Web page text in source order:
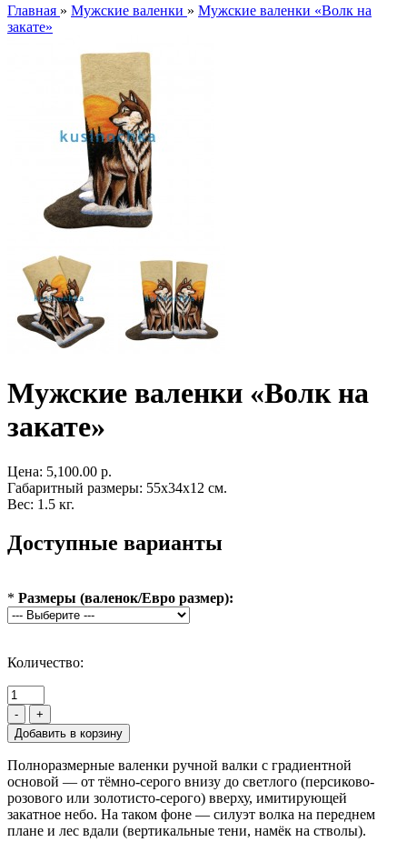
Главная » Мужские валенки » Мужские валенки «Волк на
закате»
Мужские валенки «Волк на
закате»
Цена: 5,100.00 р.
Габаритный размеры: 55x34x12 см.
Вес: 1.5 кг.
Доступные варианты
* Размеры (валенок/Евро размер):
Количество:
- +
Полноразмерные валенки ручной валки с градиентной
основой — от тёмно-серого внизу до светлого (персиково-
розового или золотисто-серого) вверху, имитирующей
закатное небо. На таком фоне — силуэт волка на переднем
плане и лес вдали (вертикальные тени, намёк на стволы).